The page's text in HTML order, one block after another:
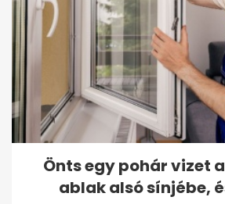
Önts egy pohár vizet
ablak alsó sínjébe,